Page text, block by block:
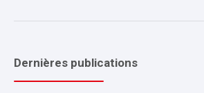
Dernières publications